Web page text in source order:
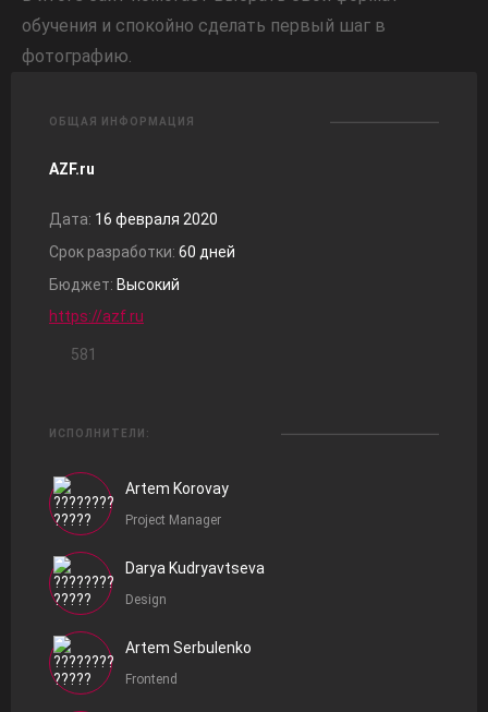
обучения и спокойно сделать первый шаг в
фотографию.
ОБЩАЯ ИНФОРМАЦИЯ
AZF.ru
Дата: 16 февраля 2020
Срок разработки: 60 дней
Бюджет: Высокий
https://azf.ru
581
ИСПОЛНИТЕЛИ:
Artem Korovay
Project Manager
Darya Kudryavtseva
Design
Artem Serbulenko
Frontend